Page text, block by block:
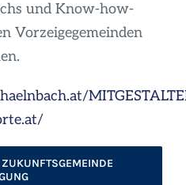
und Know-how-
Vorzeigegemeinden